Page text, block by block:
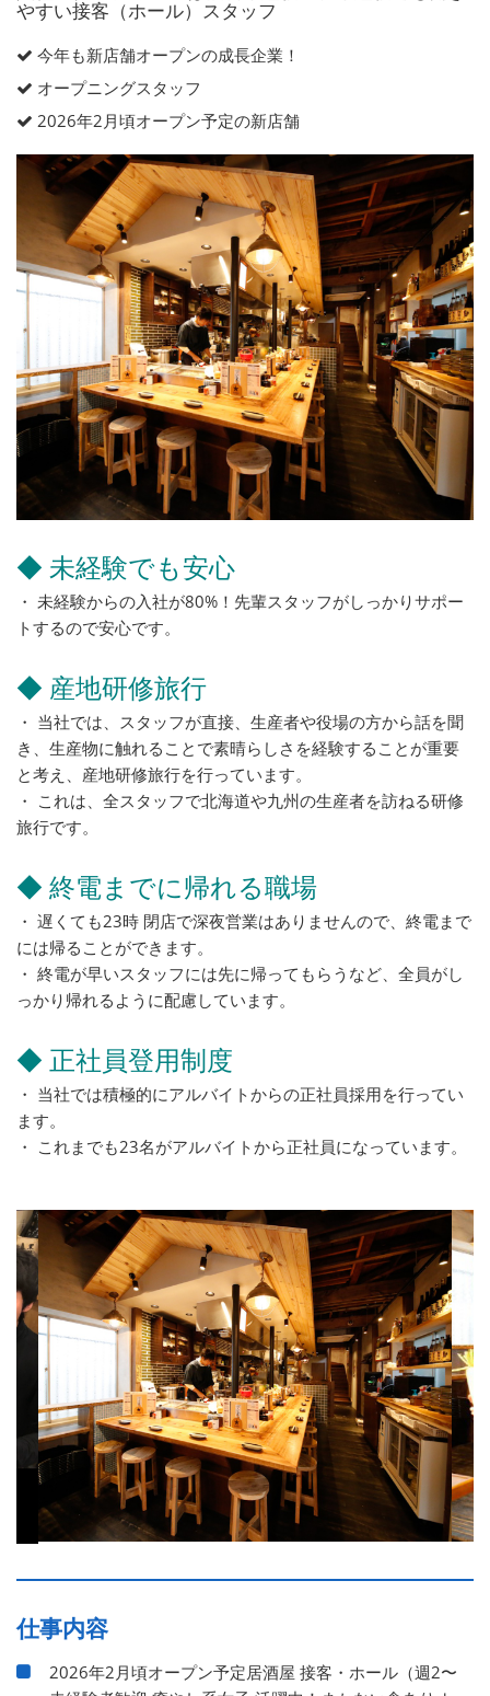
やすい接客（ホール）スタッフ
今年も新店舗オープンの成長企業！
オープニングスタッフ
2026年2月頃オープン予定の新店舗
◆ 未経験でも安心
・ 未経験からの入社が80%！先輩スタッフがしっかりサポー
トするので安心です。
◆ 産地研修旅行
・ 当社では、スタッフが直接、生産者や役場の方から話を聞
き、生産物に触れることで素晴らしさを経験することが重要
と考え、産地研修旅行を行っています。
・ これは、全スタッフで北海道や九州の生産者を訪ねる研修
旅行です。
◆ 終電までに帰れる職場
・ 遅くても23時 閉店で深夜営業はありませんので、終電まで
には帰ることができます。
・ 終電が早いスタッフには先に帰ってもらうなど、全員がし
っかり帰れるように配慮しています。
◆ 正社員登用制度
・ 当社では積極的にアルバイトからの正社員採用を行ってい
ます。
・ これまでも23名がアルバイトから正社員になっています。
仕事内容
2026年2月頃オープン予定居酒屋 接客・ホール（週2〜